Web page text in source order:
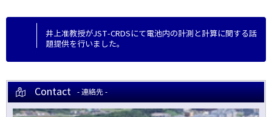
井上准教授がJST-CRDSにて電池内の計測と計算に関する話
題提供を行いました。
Contact - 連絡先 -